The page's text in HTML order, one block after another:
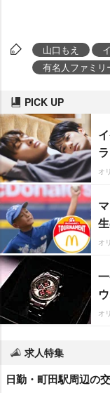
山口もえ
有名人ファミリ
PICK UP
オ
オ
オ
求人特集
日勤・町田駅周辺の